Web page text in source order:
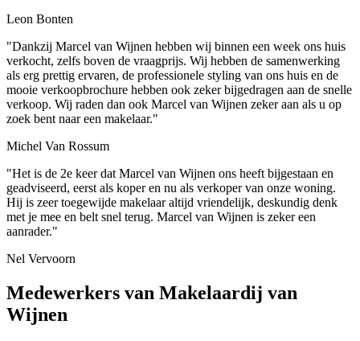
Leon Bonten
"Dankzij Marcel van Wijnen hebben wij binnen een week ons huis
verkocht, zelfs boven de vraagprijs. Wij hebben de samenwerking
als erg prettig ervaren, de professionele styling van ons huis en de
mooie verkoopbrochure hebben ook zeker bijgedragen aan de snelle
verkoop. Wij raden dan ook Marcel van Wijnen zeker aan als u op
zoek bent naar een makelaar."
Michel Van Rossum
"Het is de 2e keer dat Marcel van Wijnen ons heeft bijgestaan en
geadviseerd, eerst als koper en nu als verkoper van onze woning.
Hij is zeer toegewijde makelaar altijd vriendelijk, deskundig denk
met je mee en belt snel terug. Marcel van Wijnen is zeker een
aanrader."
Nel Vervoorn
Medewerkers van Makelaardij van
Wijnen